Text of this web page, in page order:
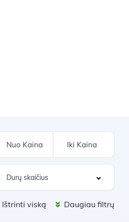
Ištrinti viską Daugiau filtrų